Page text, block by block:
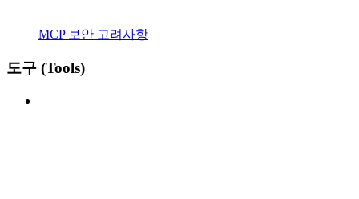
MCP 보안 고려사항
도구 (Tools)